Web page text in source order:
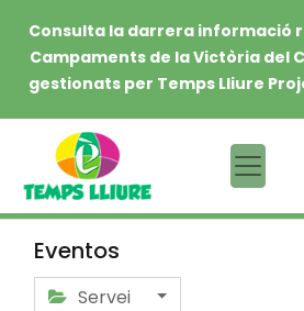
Consulta la darrera informació
Campaments de la Victòria del
gestionats per Temps Lliure
Eventos
Servei